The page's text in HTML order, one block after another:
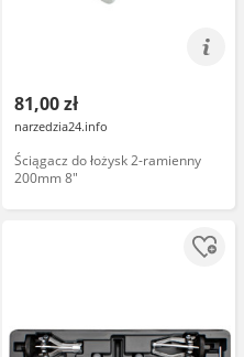
81,00 zł
narzedzia24.info
Ściągacz do łożysk 2-ramienny
200mm 8"